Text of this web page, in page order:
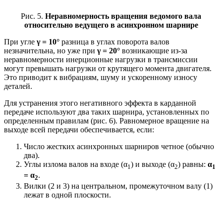
Рис. 5. Неравномерность вращения ведомого вала
относительно ведущего в асинхронном шарнире
При угле γ = 10° разница в углах поворота валов
незначительна, но уже при γ = 20° возникающие из-за
неравномерности инерционные нагрузки в трансмиссии
могут превышать нагрузки от крутящего момента двигателя.
Это приводит к вибрациям, шуму и ускоренному износу
деталей.
Для устранения этого негативного эффекта в карданной
передаче используют два таких шарнира, установленных по
определенным правилам (рис. 6). Равномерное вращение на
выходе всей передачи обеспечивается, если:
Число жестких асинхронных шарниров четное (обычно
два).
Углы излома валов на входе (α1) и выходе (α2) равны: α1
= α2.
Вилки (2 и 3) на центральном, промежуточном валу (1)
лежат в одной плоскости.